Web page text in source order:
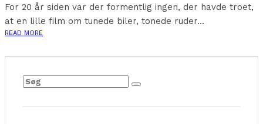
For 20 år siden var der formentlig ingen, der havde troet,
at en lille film om tunede biler, tonede ruder...
READ MORE